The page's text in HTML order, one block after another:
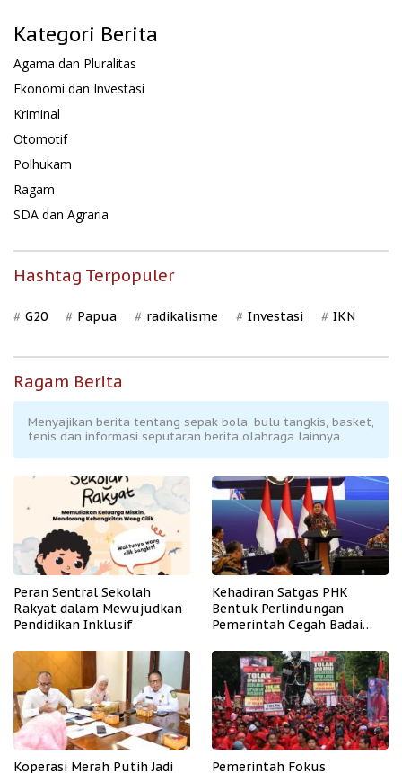
Kategori Berita
Agama dan Pluralitas
Ekonomi dan Investasi
Kriminal
Otomotif
Polhukam
Ragam
SDA dan Agraria
Hashtag Terpopuler
G20 Papua radikalisme Investasi IKN
Ragam Berita
Menyajikan berita tentang sepak bola, bulu tangkis, basket,
tenis dan informasi seputaran berita olahraga lainnya
Peran Sentral Sekolah
Rakyat dalam Mewujudkan
Pendidikan Inklusif
Kehadiran Satgas PHK
Bentuk Perlindungan
Pemerintah Cegah Badai
Koperasi Merah Putih Jadi Pemerintah Fokus